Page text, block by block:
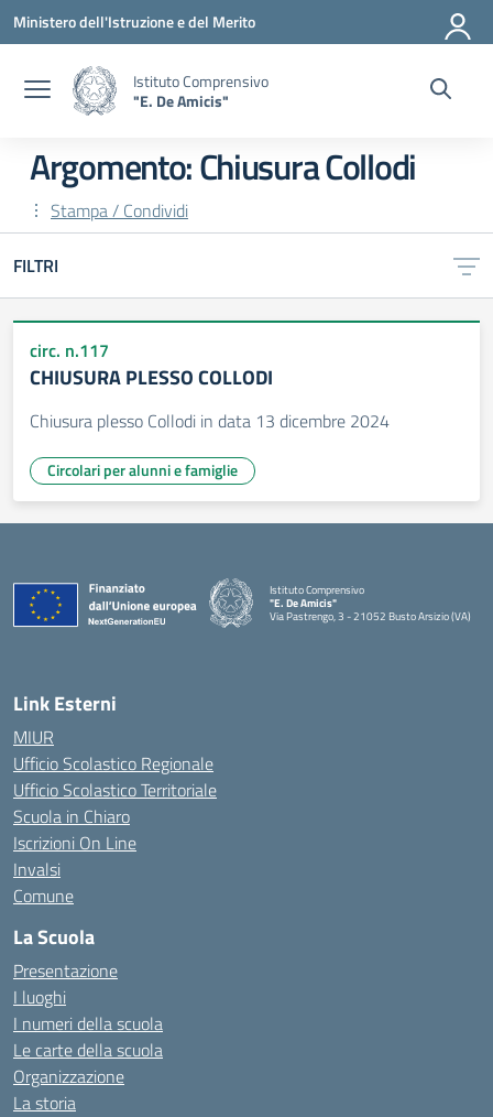
Vai ai contenuti
Vai al menu di navigazione
Vai al footer
Ministero dell'Istruzione e del Merito
Istituto Comprensivo
"E. De Amicis"
Argomento: Chiusura Collodi
Stampa / Condividi
FILTRI
circ. n.117
CHIUSURA PLESSO COLLODI
Chiusura plesso Collodi in data 13 dicembre 2024
Circolari per alunni e famiglie
Istituto Comprensivo
"E. De Amicis"
Via Pastrengo, 3 - 21052 Busto Arsizio (VA)
Link Esterni
MIUR
Ufficio Scolastico Regionale
Ufficio Scolastico Territoriale
Scuola in Chiaro
Iscrizioni On Line
Invalsi
Comune
La Scuola
Presentazione
I luoghi
I numeri della scuola
Le carte della scuola
Organizzazione
La storia